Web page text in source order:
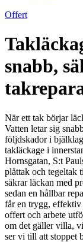
Offert
snabb,
När ett tak börjar
Vatten letar sig
följdskador i
takläckage i
Hornsgatan, S:t
plåttak och tegeltak
säkrar läckan med
sedan en hållbar
får en trygg, effektiv
offert och arbete
om det gäller villa,
ser vi till att stoppet